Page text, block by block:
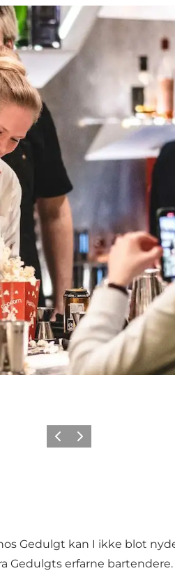
ForrigeNæste
Gedulgt kan I ikke blot
Gedulgts erfarne bartendere.